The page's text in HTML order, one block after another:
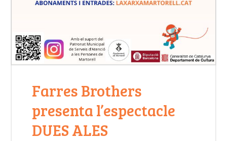
Farres Brothers
presenta l’espectacle
DUES ALES